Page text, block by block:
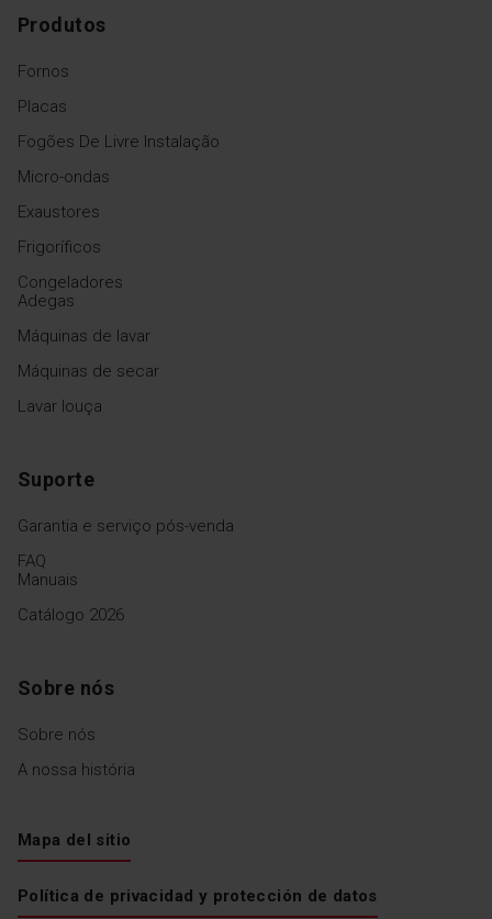
Produtos
Fornos
Placas
Fogões De Livre Instalação
Micro-ondas
Exaustores
Frigoríficos
Congeladores
Adegas
Máquinas de lavar
Máquinas de secar
Lavar louça
Suporte
Garantia e serviço pós-venda
FAQ
Manuais
Catálogo 2026
Sobre nós
Sobre nós
A nossa história
Mapa del sitio
Política de privacidad y protección de datos